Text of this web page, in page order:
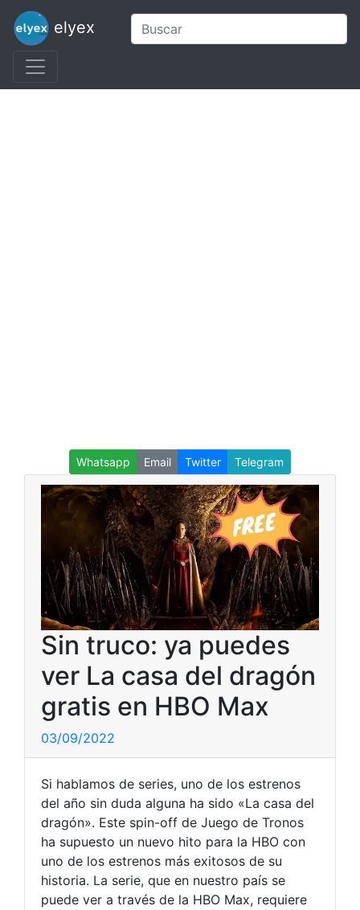
elyex
Whatsapp Email Twitter Telegram
Sin truco: ya puedes
ver La casa del dragón
gratis en HBO Max
03/09/2022
Si hablamos de series, uno de los estrenos
del año sin duda alguna ha sido «La casa del
dragón». Este spin-off de Juego de Tronos
ha supuesto un nuevo hito para la HBO con
uno de los estrenos más exitosos de su
historia. La serie, que en nuestro país se
puede ver a través de la HBO Max, requiere